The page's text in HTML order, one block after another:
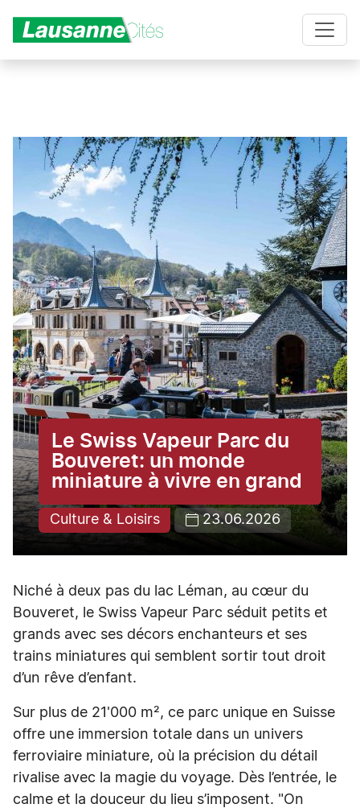
Le Swiss Vapeur Parc du
Bouveret: un monde
miniature à vivre en grand
Culture & Loisirs 23.06.2026
Niché à deux pas du lac Léman, au cœur du
Bouveret, le Swiss Vapeur Parc séduit petits et
grands avec ses décors enchanteurs et ses
trains miniatures qui semblent sortir tout droit
d’un rêve d’enfant.
Sur plus de 21'000 m², ce parc unique en Suisse
offre une immersion totale dans un univers
ferroviaire miniature, où la précision du détail
rivalise avec la magie du voyage. Dès l’entrée, le
calme et la douceur du lieu s’imposent. "On